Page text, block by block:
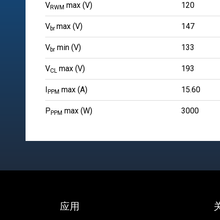
VRWM max (V) 120
Vbr max (V) 147
Vbr min (V) 133
VCL max (V) 193
PPM max (A) 15.60
P PPM max (W) 3000
应用